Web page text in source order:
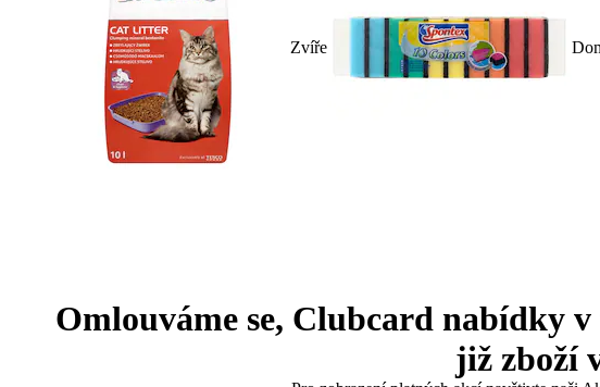
Zvíře
Omlouváme se, Clubcard nabídky
již zboží